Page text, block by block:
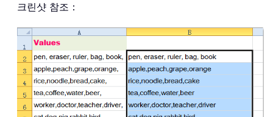
크린샷 참조：